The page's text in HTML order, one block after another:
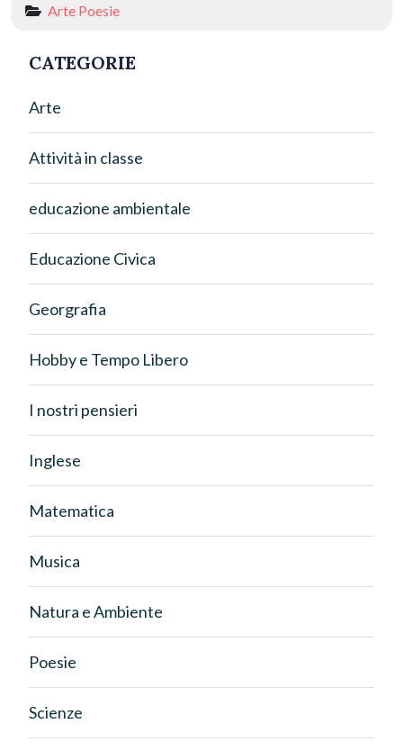
Arte Poesie
CATEGORIE
Arte
Attività in classe
educazione ambientale
Educazione Civica
Georgrafia
Hobby e Tempo Libero
I nostri pensieri
Inglese
Matematica
Musica
Natura e Ambiente
Poesie
Scienze